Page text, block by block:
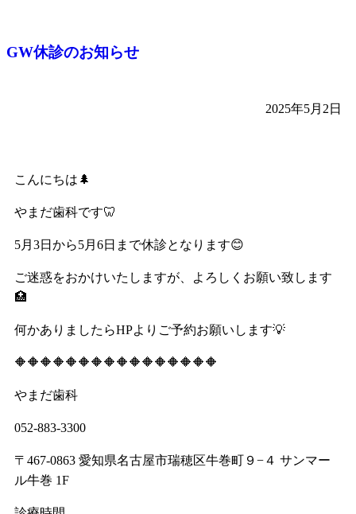
GW休診のお知らせ
2025年5月2日
こんにちは🌲
やまだ歯科です🦷
5月3日から5月6日まで休診となります😊
ご迷惑をおかけいたしますが、よろしくお願い致します
🏥
何かありましたらHPよりご予約お願いします💡
🔶🔶🔶🔶🔶🔶🔶🔶🔶🔶🔶🔶🔶🔶🔶🔶
やまだ歯科
052-883-3300
〒467-0863 愛知県名古屋市瑞穂区牛巻町９−４ サンマー
ル牛巻 1F